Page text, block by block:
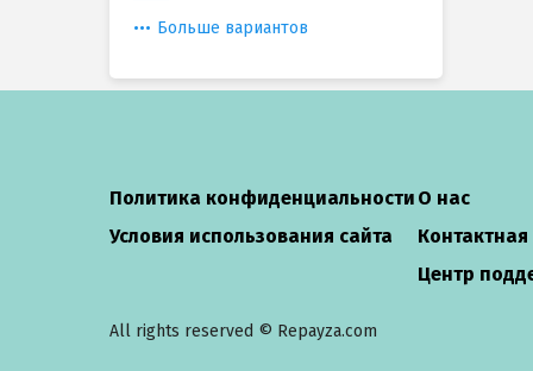
Больше вариантов
Политика конфиденциальности
Условия использования сайта
О нас
Центр
All rights reserved © Repayza.com